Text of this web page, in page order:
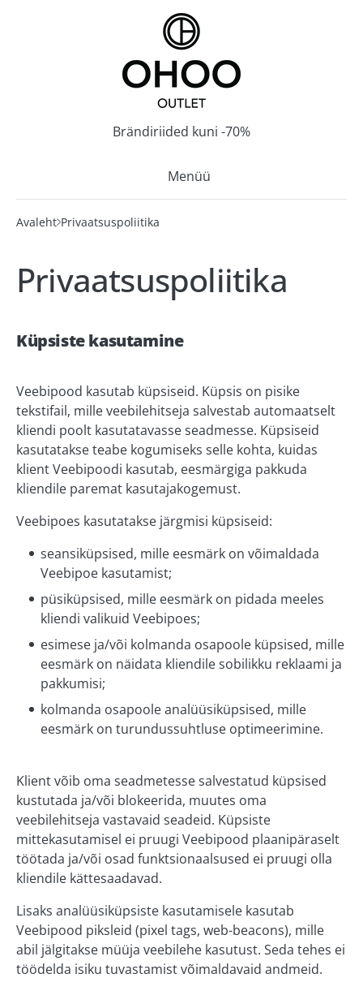
Brändiriided kuni -70%
Menüü
AVALEHT
KAUPLUSED
Järve keskus
Kvartali keskus
Eedeni keskus
Zeppelini keskus
Elva
MEIST
KONTAKT
Avaleht Privaatsuspoliitika
Privaatsuspoliitika
Küpsiste kasutamine
Veebipood kasutab küpsiseid. Küpsis on pisike
tekstifail, mille veebilehitseja salvestab automaatselt
kliendi poolt kasutatavasse seadmesse. Küpsiseid
kasutatakse teabe kogumiseks selle kohta, kuidas
klient Veebipoodi kasutab, eesmärgiga pakkuda
kliendile paremat kasutajakogemust.
Veebipoes kasutatakse järgmisi küpsiseid:
seansiküpsised, mille eesmärk on võimaldada
Veebipoe kasutamist;
püsiküpsised, mille eesmärk on pidada meeles
kliendi valikuid Veebipoes;
esimese ja/või kolmanda osapoole küpsised, mille
eesmärk on näidata kliendile sobilikku reklaami ja
pakkumisi;
kolmanda osapoole analüüsiküpsised, mille
eesmärk on turundussuhtluse optimeerimine.
Klient võib oma seadmetesse salvestatud küpsised
kustutada ja/või blokeerida, muutes oma
veebilehitseja vastavaid seadeid. Küpsiste
mittekasutamisel ei pruugi Veebipood plaanipäraselt
töötada ja/või osad funktsionaalsused ei pruugi olla
kliendile kättesaadavad.
Lisaks analüüsiküpsiste kasutamisele kasutab
Veebipood piksleid (pixel tags, web-beacons), mille
abil jälgitakse müüja veebilehe kasutust. Seda tehes ei
töödelda isiku tuvastamist võimaldavaid andmeid.